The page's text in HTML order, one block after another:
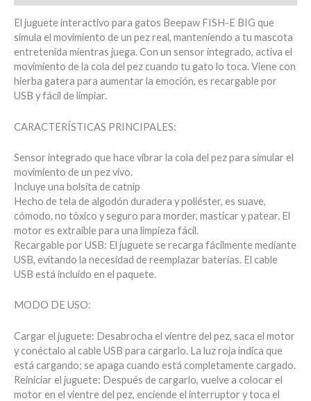
El juguete interactivo para gatos Beepaw FISH-E BIG que
simula el movimiento de un pez real, manteniendo a tu mascota
entretenida mientras juega. Con un sensor integrado, activa el
movimiento de la cola del pez cuando tu gato lo toca. Viene con
hierba gatera para aumentar la emoción, es recargable por
USB y fácil de limpiar.
CARACTERÍSTICAS PRINCIPALES:
Sensor integrado que hace vibrar la cola del pez para simular el
movimiento de un pez vivo.
Incluye una bolsita de catnip
Hecho de tela de algodón duradera y poliéster, es suave,
cómodo, no tóxico y seguro para morder, masticar y patear. El
motor es extraíble para una limpieza fácil.
Recargable por USB: El juguete se recarga fácilmente mediante
USB, evitando la necesidad de reemplazar baterías. El cable
USB está incluido en el paquete.
MODO DE USO:
Cargar el juguete: Desabrocha el vientre del pez, saca el motor
y conéctalo al cable USB para cargarlo. La luz roja indica que
está cargando; se apaga cuando está completamente cargado.
Reiniciar el juguete: Después de cargarlo, vuelve a colocar el
motor en el vientre del pez, enciende el interruptor y toca el